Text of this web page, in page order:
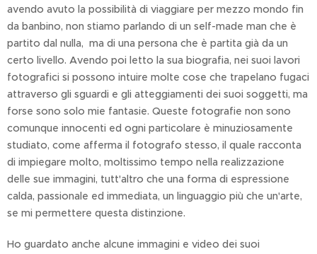
avendo avuto la possibilità di viaggiare per mezzo mondo fin
da banbino, non stiamo parlando di un self-made man che è
partito dal nulla, ma di una persona che è partita già da un
certo livello. Avendo poi letto la sua biografia, nei suoi lavori
fotografici si possono intuire molte cose che trapelano fugaci
attraverso gli sguardi e gli atteggiamenti dei suoi soggetti, ma
forse sono solo mie fantasie. Queste fotografie non sono
comunque innocenti ed ogni particolare è minuziosamente
studiato, come afferma il fotografo stesso, il quale racconta
di impiegare molto, moltissimo tempo nella realizzazione
delle sue immagini, tutt'altro che una forma di espressione
calda, passionale ed immediata, un linguaggio più che un'arte,
se mi permettere questa distinzione.
Ho guardato anche alcune immagini e video dei suoi